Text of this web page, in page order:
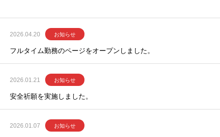
2026.04.20 お知らせ
フルタイム勤務のページをオープンしました。
2026.01.21 お知らせ
安全祈願を実施しました。
2026.01.07 お知らせ